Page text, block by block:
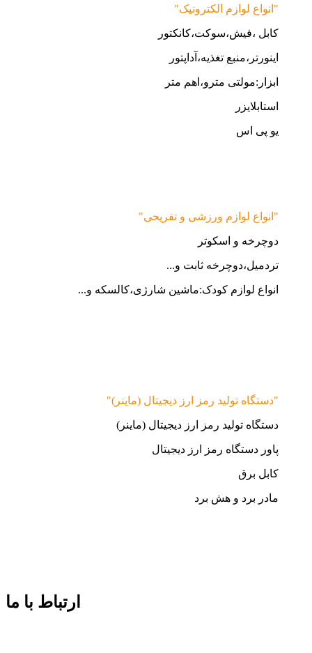
"انواع لوازم الکترونیک"
کابل ،فیش،سوکت،کانکتور
اینورتر،منبع تغذیه،آداپتور
ابزار:مولتی مترو،اهم متر
استابلایزر
یو پی اس
"انواع لوازم ورزشی و تفریحی"
دوچرخه و اسکوتر
تردمیل،دوچرخه ثابت و...
انواع لوازم کودک:ماشین شارژی،کالسکه و...
"دستگاه تولید رمز ارز دیجیتال (ماینر)"
دستگاه تولید رمز ارز دیجیتال (ماینر)
پاور دستگاه رمز ارز دیجیتال
کابل برق
مادر برد و هش برد
ارتباط با ما